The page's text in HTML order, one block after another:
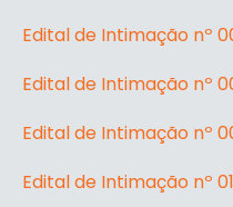
Edital de Intimação nº
Edital de Intimação nº
Edital de Intimação nº
Edital de Intimação nº